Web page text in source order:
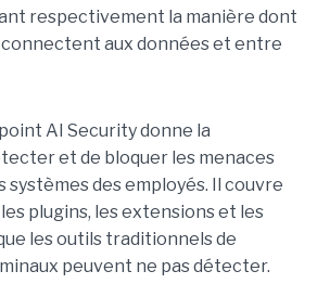
respectivement la manière dont
connectent aux données et entre
AI Security donne la
et de bloquer les menaces
systèmes des employés. Il couvre
plugins, les extensions et les
les outils traditionnels de
peuvent ne pas détecter.